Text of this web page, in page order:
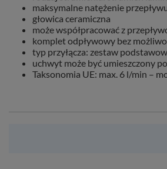
maksymalne natężenie
głowica ceramiczna
może współpracować z
komplet odpływowy bez
typ przyłącza: zestaw
uchwyt może być umieszczony
Taksonomia UE: max. 6 l/min –